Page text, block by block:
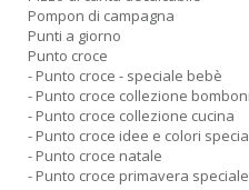
Pompon di campagna
Punti a giorno
Punto croce
- Punto croce - speciale bebè
- Punto croce collezione
- Punto croce collezione cucina
- Punto croce idee e colori
- Punto croce natale
- Punto croce primavera speciale